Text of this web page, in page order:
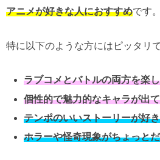
アニメが好きな人におすすめです。
特に以下のような方にはピッタリ
ラブコメとバトルの両方を楽
個性的で魅力的なキャラが出
テンポのいいストーリーが好
ホラーや怪奇現象がちょっと